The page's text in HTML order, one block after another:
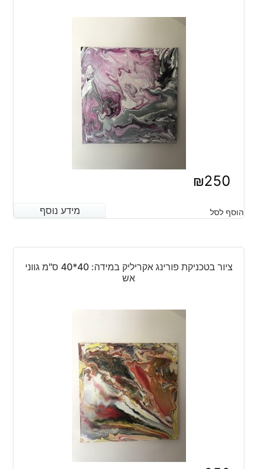
₪250
מידע נוסף הוסף לסל מידע נוסף
ציור בטכניקת פורינג אקריליק במידה: 40*40 ס"מ גווני
אש